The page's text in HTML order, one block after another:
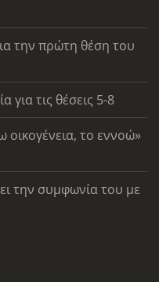
την πρώτη θέση του
για τις θέσεις 5-8
οικογένεια, το εννοώ»
την συμφωνία του με